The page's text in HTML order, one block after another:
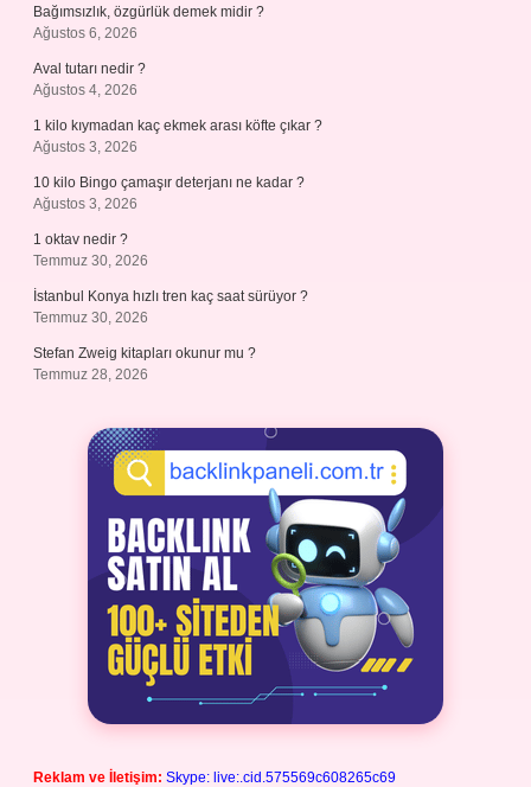
Bağımsızlık, özgürlük demek midir ?
Ağustos 6, 2026
Aval tutarı nedir ?
Ağustos 4, 2026
1 kilo kıymadan kaç ekmek arası köfte çıkar ?
Ağustos 3, 2026
10 kilo Bingo çamaşır deterjanı ne kadar ?
Ağustos 3, 2026
1 oktav nedir ?
Temmuz 30, 2026
İstanbul Konya hızlı tren kaç saat sürüyor ?
Temmuz 30, 2026
Stefan Zweig kitapları okunur mu ?
Temmuz 28, 2026
Reklam ve İletişim: Skype: live:.cid.575569c608265c69